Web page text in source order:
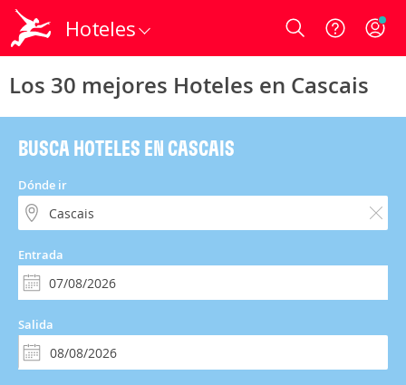
Hoteles Login
Los 30 mejores Hoteles en Cascais
BUSCA HOTELES EN CASCAIS
Dónde ir
Entrada
Salida